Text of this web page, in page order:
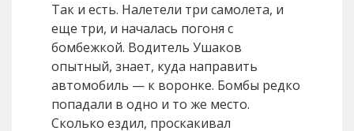
Так и есть. Налетели три самолета, и
еще три, и началась погоня с
бомбежкой. Водитель Ушаков
опытный, знает, куда направить
автомобиль — к воронке. Бомбы редко
попадали в одно и то же место.
Сколько ездил, проскакивал